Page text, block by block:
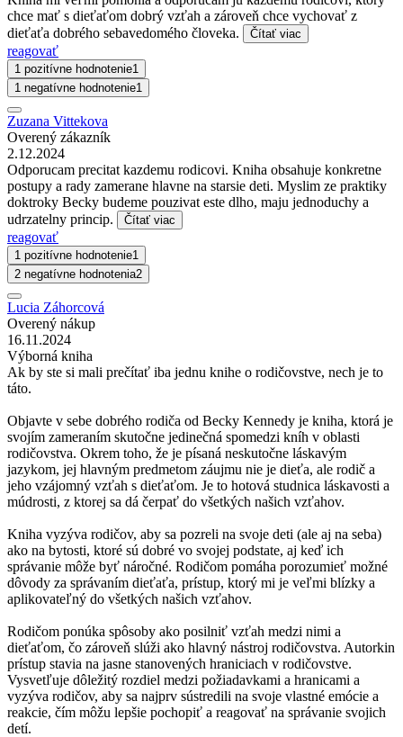
chce mať s dieťaťom dobrý vzťah a zároveň chce vychovať z
dieťaťa dobrého sebavedomého človeka.
Čítať viac
reagovať
1 pozitívne hodnotenie1
1 negatívne hodnotenie1
Zuzana Vittekova
Overený zákazník
2.12.2024
Odporucam precitat kazdemu rodicovi. Kniha obsahuje konkretne
postupy a rady zamerane hlavne na starsie deti. Myslim ze praktiky
doktroky Becky budeme pouzivat este dlho, maju jednoduchy a
udrzatelny princip.
Čítať viac
reagovať
1 pozitívne hodnotenie1
2 negatívne hodnotenia2
Lucia Záhorcová
Overený nákup
16.11.2024
Výborná kniha
Ak by ste si mali prečítať iba jednu knihe o rodičovstve, nech je to
táto.
Objavte v sebe dobrého rodiča od Becky Kennedy je kniha, ktorá je
svojím zameraním skutočne jedinečná spomedzi kníh v oblasti
rodičovstva. Okrem toho, že je písaná neskutočne láskavým
jazykom, jej hlavným predmetom záujmu nie je dieťa, ale rodič a
jeho vzájomný vzťah s dieťaťom. Je to hotová studnica láskavosti a
múdrosti, z ktorej sa dá čerpať do všetkých našich vzťahov.
Kniha vyzýva rodičov, aby sa pozreli na svoje deti (ale aj na seba)
ako na bytosti, ktoré sú dobré vo svojej podstate, aj keď ich
správanie môže byť náročné. Rodičom pomáha porozumieť možné
dôvody za správaním dieťaťa, prístup, ktorý mi je veľmi blízky a
aplikovateľný do všetkých našich vzťahov.
Rodičom ponúka spôsoby ako posilniť vzťah medzi nimi a
dieťaťom, čo zároveň slúži ako hlavný nástroj rodičovstva. Autorkin
prístup stavia na jasne stanovených hraniciach v rodičovstve.
Vysvetľuje dôležitý rozdiel medzi požiadavkami a hranicami a
vyzýva rodičov, aby sa najprv sústredili na svoje vlastné emócie a
reakcie, čím môžu lepšie pochopiť a reagovať na správanie svojich
detí.